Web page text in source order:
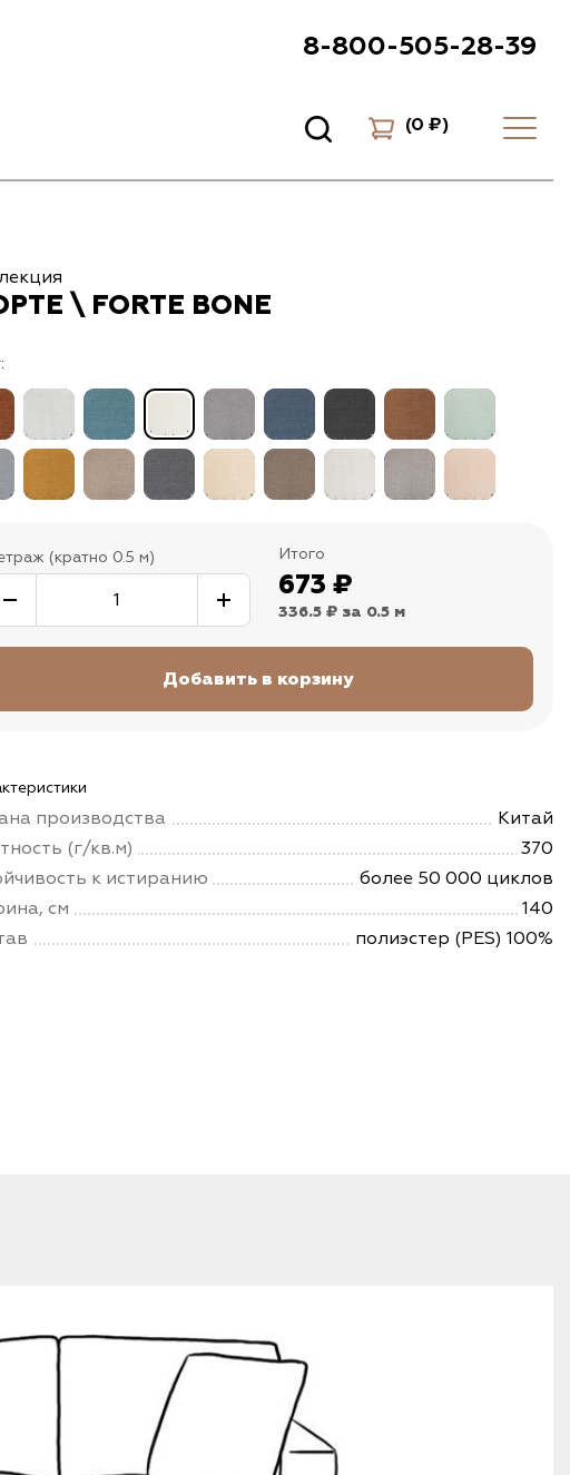
8-800-505-28-39
(0 ₽)
\ FORTE BONE
(кратно 0.5 м) Итого
673 ₽
336.5 ₽ за 0.5 м
производства
Китай
(г/кв.м)
370
к истиранию
более 50 000 циклов
см
140
полиэстер (PES) 100%